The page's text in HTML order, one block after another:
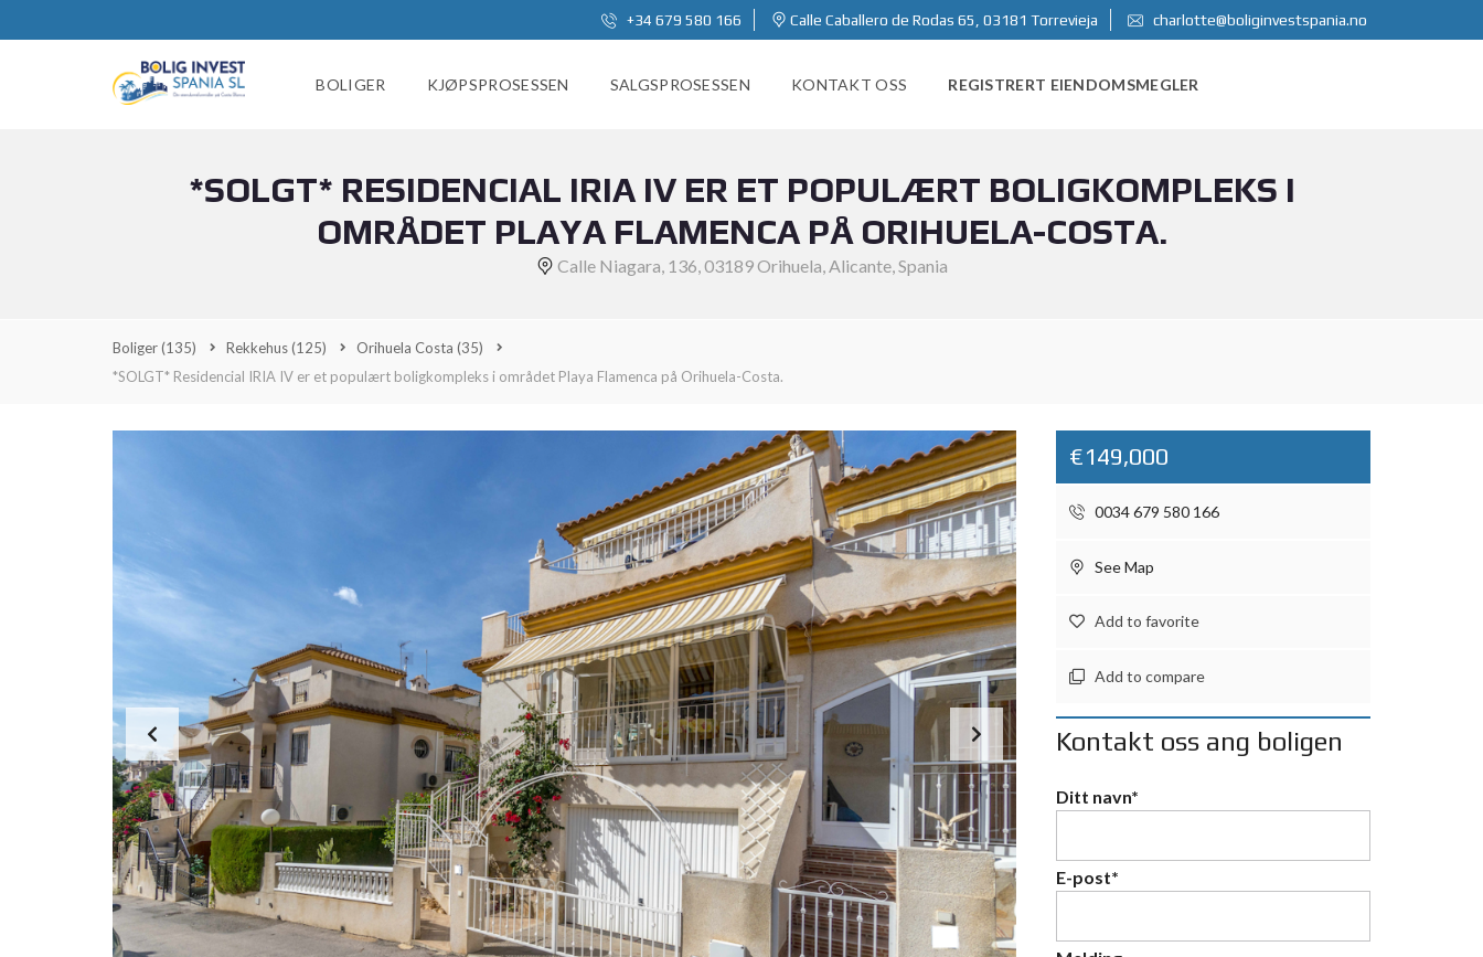
+34 679 580 166 Calle Caballero de Rodas 65, 03181 Torrevieja charlotte@boliginvestspania.no
BOLIGER KJØPSPROSESSEN SALGSPROSESSEN KONTAKT OSS REGISTRERT EIENDOMSMEGLER
*SOLGT* RESIDENCIAL IRIA IV ER ET POPULÆRT BOLIGKOMPLEKS I
OMRÅDET PLAYA FLAMENCA PÅ ORIHUELA-COSTA.
Calle Niagara, 136, 03189 Orihuela, Alicante, Spania
Boliger(135) Rekkehus(125) Orihuela Costa (35)
*SOLGT* Residencial IRIA IV er et populært boligkompleks i området Playa Flamenca på Orihuela-Costa.
€149,000
0034 679 580 166
See Map
Add to favorite
Add to compare
Kontakt oss ang boligen
Ditt navn*
E-post*